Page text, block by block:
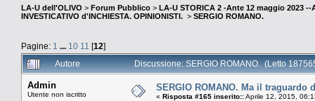
LA-U dell'OLIVO > Forum Pubblico > LA-U STORICA 2 -Ante 12 maggio 2023 --
INVESTICATIVO d'INCHIESTA. OPINIONISTI. > SERGIO ROMANO.
Pagine: 1 ... 10 11 [12]
Autore
Discussione: SERGIO ROMANO. (Letto
Admin
Utente non iscritto
SERGIO ROMANO. Ma il traguardo
« Risposta #165 inserito::Aprile 12, 2015,